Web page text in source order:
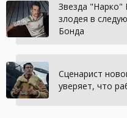
Звезда "Нарко"
злодея в
Бонда
Сценарист
уверяет, что